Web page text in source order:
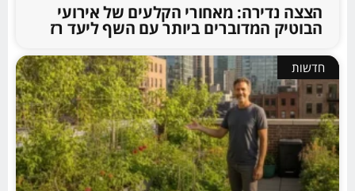
הצצה נדירה: מאחורי הקלעים של אירועי
הבוטיק המדוברים ביותר עם השף ליעד רז
חדשות